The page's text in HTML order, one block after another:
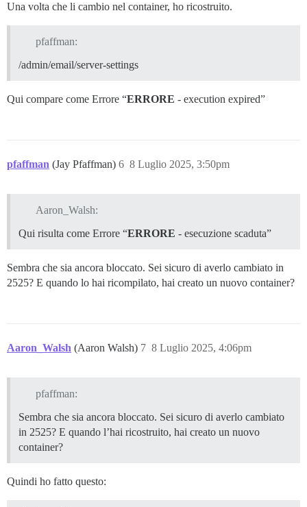
Una volta che li cambio nel container, ho ricostruito.
pfaffman:
/admin/email/server-settings
Qui compare come Errore “ERRORE - execution expired”
pfaffman (Jay Pfaffman) 8 Luglio 2025, 3:50pm
6
Aaron_Walsh:
Qui risulta come Errore “ERRORE - esecuzione scaduta”
Sembra che sia ancora bloccato. Sei sicuro di averlo cambiato in
2525? E quando lo hai ricompilato, hai creato un nuovo container?
Aaron_Walsh (Aaron Walsh) 8 Luglio 2025, 4:06pm
7
pfaffman:
Sembra che sia ancora bloccato. Sei sicuro di averlo cambiato
in 2525? E quando l’hai ricostruito, hai creato un nuovo
container?
Quindi ho fatto questo: